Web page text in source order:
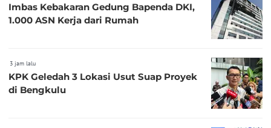
Imbas Kebakaran Gedung Bapenda DKI,
1.000 ASN Kerja dari Rumah
3 jam lalu
KPK Geledah 3 Lokasi Usut Suap Proyek
di Bengkulu